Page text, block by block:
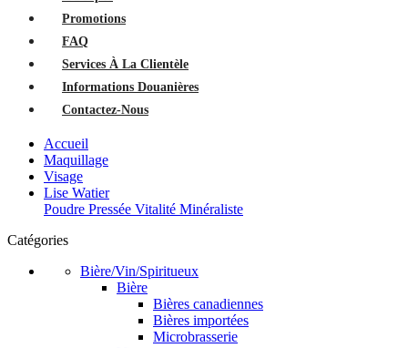
Promotions
FAQ
Services À La Clientèle
Informations Douanières
Contactez-Nous
Accueil
Maquillage
Visage
Lise Watier
Poudre Pressée Vitalité Minéraliste
Catégories
Bière/Vin/Spiritueux
Bière
Bières canadiennes
Bières importées
Microbrasserie